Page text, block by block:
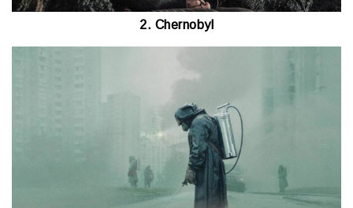
2. Chernobyl